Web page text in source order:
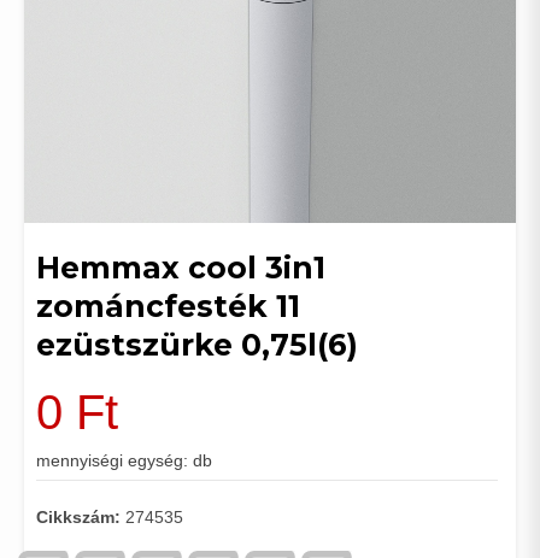
Hemmax cool 3in1
zománcfesték 11
ezüstszürke 0,75l(6)
0 Ft
mennyiségi egység: db
Cikkszám: 274535